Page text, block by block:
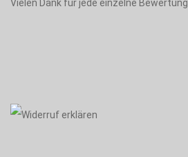
Vielen Dank für jede einzelne